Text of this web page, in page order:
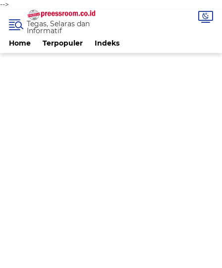
-->
Home Terpopuler Indeks
Tegas, Selaras dan
Informatif